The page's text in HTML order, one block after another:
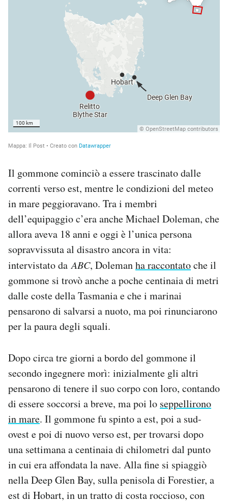
Il gommone cominciò a essere trascinato dalle
correnti verso est, mentre le condizioni del meteo
in mare peggioravano. Tra i membri
dell’equipaggio c’era anche Michael Doleman, che
allora aveva 18 anni e oggi è l’unica persona
sopravvissuta al disastro ancora in vita:
intervistato daABC, Dolemanha raccontatoche il
gommone si trovò anche a poche centinaia di metri
dalle coste della Tasmania e che i marinai
pensarono di salvarsi a nuoto, ma poi rinunciarono
per la paura degli squali.
Dopo circa tre giorni a bordo del gommone il
secondo ingegnere morì: inizialmente gli altri
pensarono di tenere il suo corpo con loro, contando
di essere soccorsi a breve, ma poi lo seppellirono
in mare. Il gommone fu spinto a est, poi a sud-
ovest e poi di nuovo verso est, per trovarsi dopo
una settimana a centinaia di chilometri dal punto
in cui era affondata la nave. Alla fine si spiaggiò
nella Deep Glen Bay, sulla penisola di Forestier, a
est di Hobart, in un tratto di costa roccioso, con